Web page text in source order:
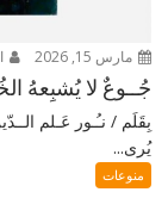
مارس 15, 2026
جُــوعٌ لا يُشبِعهُ
بِقَلَم / نـُـور عَـلم
يُرى...
منوعات